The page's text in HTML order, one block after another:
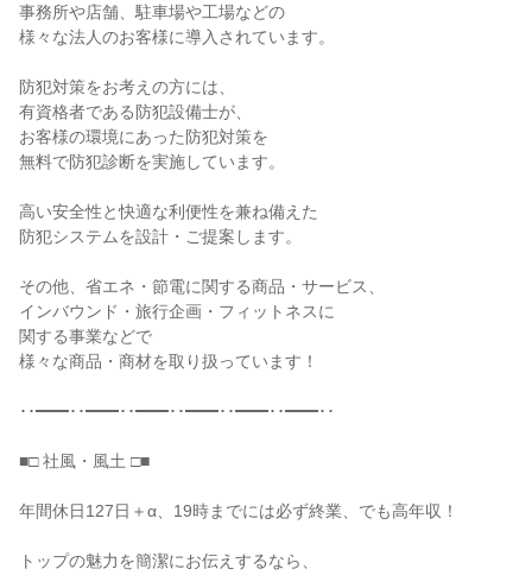
事務所や店舗、駐車場や工場などの
様々な法人のお客様に導入されています。
防犯対策をお考えの方には、
有資格者である防犯設備士が、
お客様の環境にあった防犯対策を
無料で防犯診断を実施しています。
高い安全性と快適な利便性を兼ね備えた
防犯システムを設計・ご提案します。
その他、省エネ・節電に関する商品・サービス、
インバウンド・旅行企画・フィットネスに
関する事業などで
様々な商品・商材を取り扱っています！
･･━━･･━━･･━━･･━━･･━━･･━━･･
■□ 社風・風土 □■
年間休日127日＋α、19時までには必ず終業、でも高年収！
トップの魅力を簡潔にお伝えするなら、